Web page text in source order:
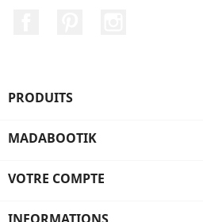
PRODUITS
MADABOOTIK
VOTRE COMPTE